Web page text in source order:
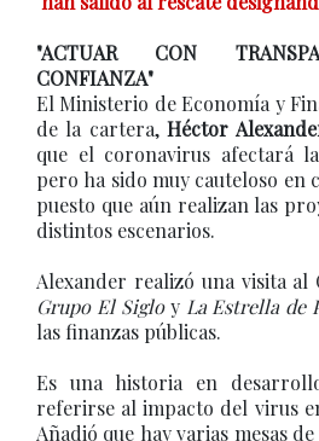
"ACTUAR CON
CONFIANZA"
El Ministerio de Economía y
de la cartera,Héctor
que el coronavirus afectará
pero ha sido muy cauteloso en
puesto que aún realizan las
distintos escenarios.
Alexander realizó una visita al
Grupo El Sigloy La Estrella de
las finanzas públicas.
Es una historia en
referirse al impacto del virus
Añadió que hay varias mesas